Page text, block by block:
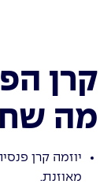
קרן
מה
יוזמה קרן
מאוזנת.